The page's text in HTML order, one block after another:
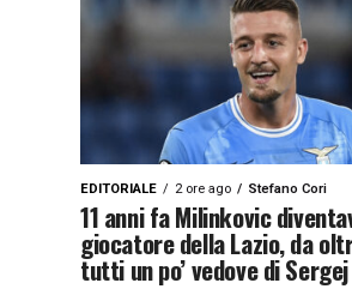
EDITORIALE 2 ore ago Stefano Cori
11 anni fa Milinkovic
giocatore della Lazio, da
tutti un po’ vedove di Sergej